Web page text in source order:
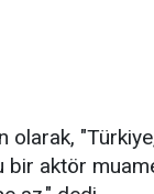
bir aktör